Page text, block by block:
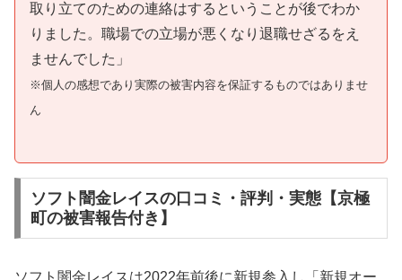
取り立てのための連絡はするということが後でわか
りました。職場での立場が悪くなり退職せざるをえ
ませんでした」
※個人の感想であり実際の被害内容を保証するものではありませ
ん
ソフト闇金レイスの口コミ・評判・実態【京極
町の被害報告付き】
ソフト闇金レイスは2022年前後に新規参入し「新規オー